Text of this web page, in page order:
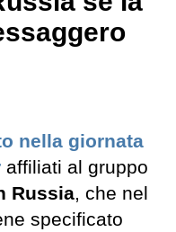
nella giornata
affiliati al gruppo
Russia, che nel
specificato